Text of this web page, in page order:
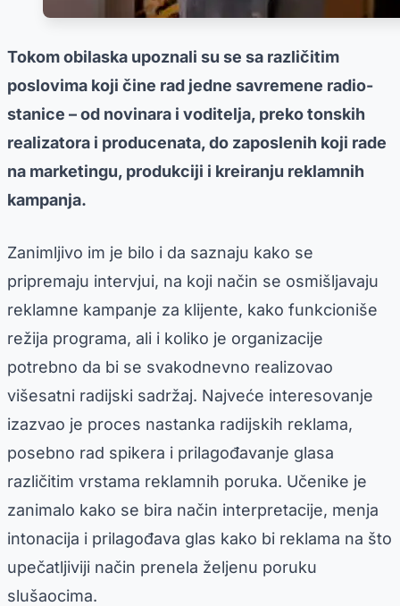
Tokom obilaska upoznali su se sa različitim
poslovima koji čine rad jedne savremene radio-
stanice – od novinara i voditelja, preko tonskih
realizatora i producenata, do zaposlenih koji rade
na marketingu, produkciji i kreiranju reklamnih
kampanja.
Zanimljivo im je bilo i da saznaju kako se
pripremaju intervjui, na koji način se osmišljavaju
reklamne kampanje za klijente, kako funkcioniše
režija programa, ali i koliko je organizacije
potrebno da bi se svakodnevno realizovao
višesatni radijski sadržaj. Najveće interesovanje
izazvao je proces nastanka radijskih reklama,
posebno rad spikera i prilagođavanje glasa
različitim vrstama reklamnih poruka. Učenike je
zanimalo kako se bira način interpretacije, menja
intonacija i prilagođava glas kako bi reklama na što
upečatljiviji način prenela željenu poruku
slušaocima.